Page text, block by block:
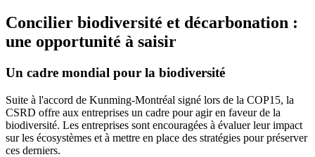
Concilier biodiversité et décarbonation :
une opportunité à saisir
Un cadre mondial pour la biodiversité
Suite à l'accord de Kunming-Montréal signé lors de la COP15, la
CSRD offre aux entreprises un cadre pour agir en faveur de la
biodiversité. Les entreprises sont encouragées à évaluer leur impact
sur les écosystèmes et à mettre en place des stratégies pour préserver
ces derniers.